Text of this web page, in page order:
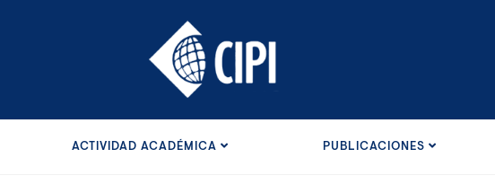
ACTIVIDAD ACADÉMICA PUBLICACIONES